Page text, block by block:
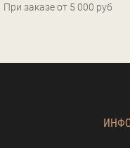
При заказе от 5 000 руб